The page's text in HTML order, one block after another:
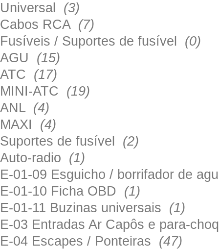
Universal (3)
Cabos RCA (7)
Fusíveis / Suportes de fusível (0)
AGU (15)
ATC (17)
MINI-ATC (19)
ANL (4)
MAXI (4)
Suportes de fusível (2)
Auto-radio (1)
E-01-09 Esguicho / borrifador de
E-01-10 Ficha OBD (1)
E-01-11 Buzinas universais (1)
E-03 Entradas Ar Capôs e para-
E-04 Escapes / Ponteiras (47)